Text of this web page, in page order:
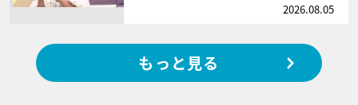
2026.08.05
もっと見る